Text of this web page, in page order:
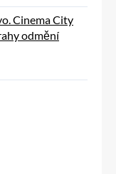
Cinema City
odmění